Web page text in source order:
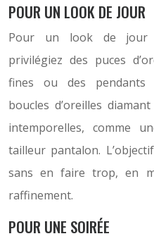
POUR UN LOOK DE JOUR
Pour un look de jour
privilégiez des puces
fines ou des pendants
boucles d’oreilles
intemporelles, comme
tailleur pantalon.
sans en faire trop, en
raffinement.
POUR UNE SOIRÉE